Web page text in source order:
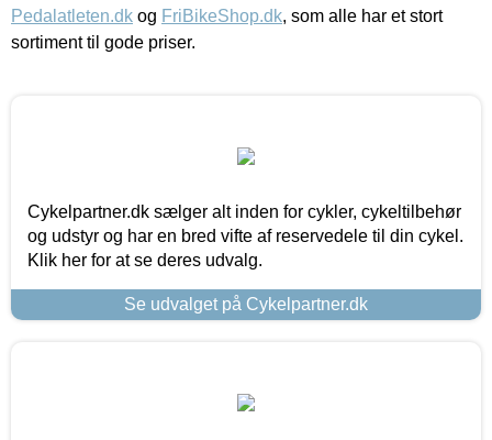
Pedalatleten.dk og FriBikeShop.dk, som alle har et stort
sortiment til gode priser.
Cykelpartner.dk sælger alt inden for cykler, cykeltilbehør
og udstyr og har en bred vifte af reservedele til din cykel.
Klik her for at se deres udvalg.
Se udvalget på Cykelpartner.dk